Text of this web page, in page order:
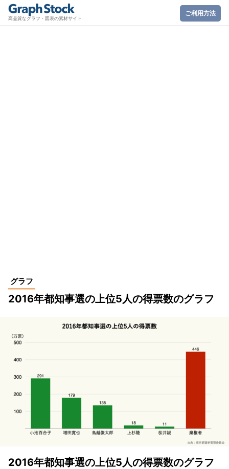
高品質なグラフ・図表の素材サイト
ご利用方法
グラフ
2016年都知事選の上位5人の得票数のグラフ
2016年都知事選の上位5人の得票数のグラフ